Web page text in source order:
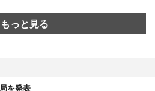
もっと見る
を発表